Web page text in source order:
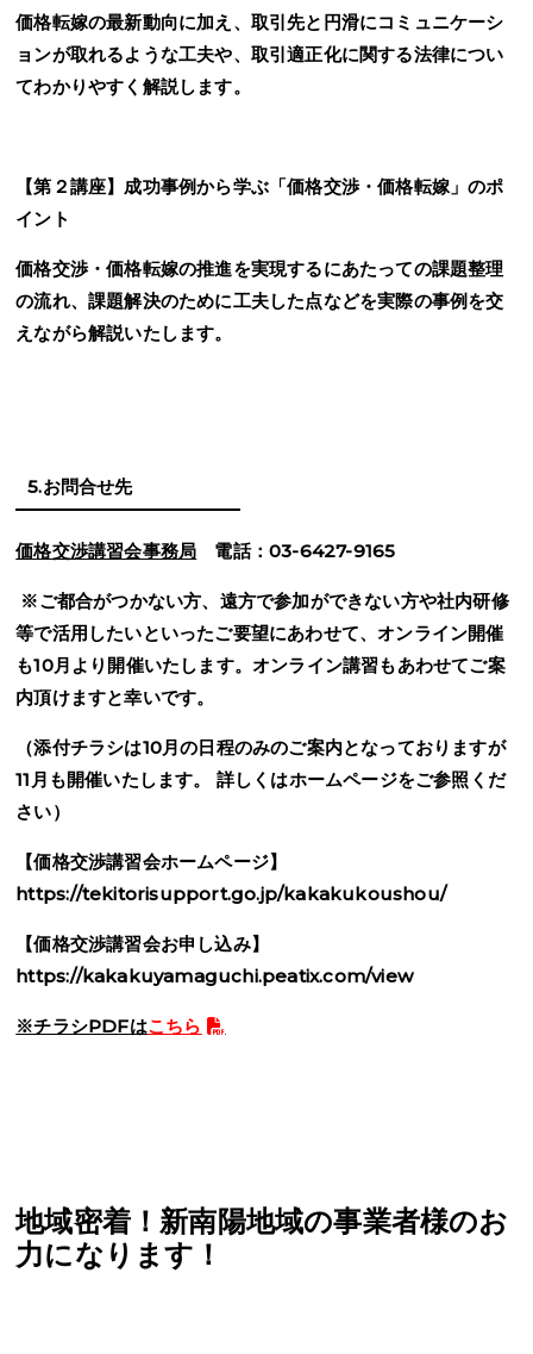
価格転嫁の最新動向に加え、取引先と円滑にコミュニケーシ
ョンが取れるような工夫や、取引適正化に関する法律につい
てわかりやすく解説します。
【第２講座】成功事例から学ぶ「価格交渉・価格転嫁」のポ
イント
価格交渉・価格転嫁の推進を実現するにあたっての課題整理
の流れ、課題解決のために工夫した点などを実際の事例を交
えながら解説いたします。
5.お問合せ先
価格交渉講習会事務局 電話：03-6427-9165
※ご都合がつかない方、遠方で参加ができない方や社内研修
等で活用したいといったご要望にあわせて、オンライン開催
も10月より開催いたします。オンライン講習もあわせてご案
内頂けますと幸いです。
（添付チラシは10月の日程のみのご案内となっておりますが
11 月も開催いたします。
詳しくはホームページをご参照くだ
さい）
【価格交渉講習会ホームページ】
https://tekitorisupport.go.jp/kakakukoushou/
【価格交渉講習会お申し込み】
https://kakakuyamaguchi.peatix.com/view
※チラシPDFはこちら
地域密着！新南陽地域の事業者様のお
力になります！